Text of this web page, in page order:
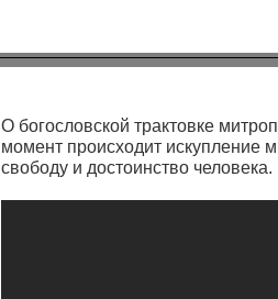
О богословской трактовке
момент происходит искупление
свободу и достоинство человека.